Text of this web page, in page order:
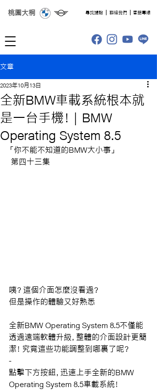
桃園大桐 ​尋找據點 聯絡我們 客服專線
文章
全新BMW車載系統根本就
是一台手機！| BMW
Operating System 8.5
2023年10月13日
「你不能不知道的BMW大小事」
第四十三集
咦？這個介面怎麼沒看過？
但是操作的體驗又好熟悉
全新BMW Operating System 8.5不僅能
透過遠端軟體升級，整體的介面設計更簡
潔！究竟這些功能調整到哪裏了呢？
-
點擊下方按鈕，迅速上手全新的BMW
Operating System 8.5車載系統！